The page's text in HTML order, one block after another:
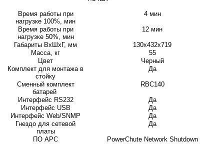
Время работы при
нагрузке 100%, мин
4 мин
Время работы при
нагрузке 50%, мин
12 мин
Габариты ВхШхГ, мм
130х432х719
Масса, кг
55
Цвет
Черный
Комплект для монтажа в
стойку
Да
Сменный комплект
батарей
RBC140
Интерфейс RS232
Да
Интерфейс USB
Да
Интерфейс Web/SNMP
Да
Гнездо для сетевой
платы
Да
ПО APC PowerChute Network Shutdown